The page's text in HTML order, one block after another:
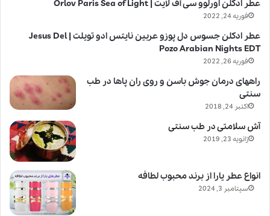
عطر ادکلن اورلوو سی آف لایت | Orlov Paris Sea of Light
فوریه 24, 2022
عطر ادکلن جسوس دل پوزو عربین نایتس ادو تویلت | Jesus Del
Pozo Arabian Nights EDT
فوریه 26, 2022
راههای درمان جوش باسن و روی ران پاها در طب
سنتی
اکتبر 24, 2018
آش سلامتی در طب سنتی
ژانویه 23, 2019
انواع عطر یارا از برند محبوب لطافه
سپتامبر 3, 2024